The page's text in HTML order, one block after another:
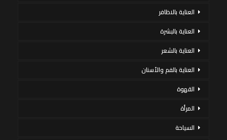
العناية بالاظافر
العناية بالبشرة
العناية بالشعر
العناية بالفم والأسنان
القهوة
المرأة
السياحة